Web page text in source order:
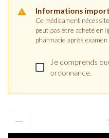
Informations
Ce médicament
peut pas être acheté en
pharmacie après
Je comprends
ordonnance.